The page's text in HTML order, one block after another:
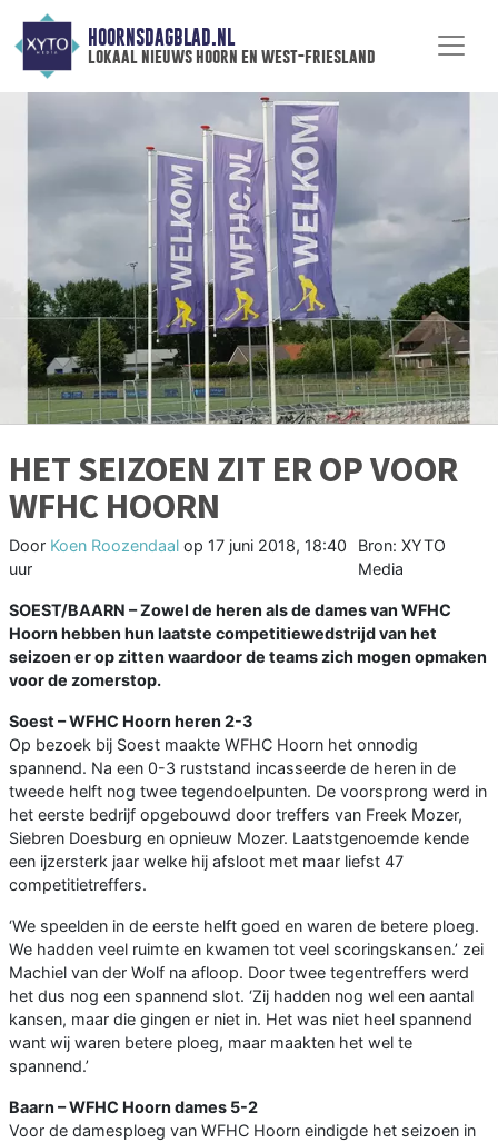
HOORNSDAGBLAD.NL
lokaal nieuws hoorn en west-friesland
HET SEIZOEN ZIT ER OP VOOR
WFHC HOORN
Door Koen Roozendaal op 17 juni 2018, 18:40
uur
Bron: XYTO
Media
SOEST/BAARN –Zowel de heren als de dames van WFHC
Hoorn hebben hun laatste competitiewedstrijd van het
seizoen er op zitten waardoor de teams zich mogen opmaken
voor de zomerstop.
Soest – WFHC Hoorn heren 2-3
Op bezoek bij Soest maakte WFHC Hoorn het onnodig
spannend. Na een 0-3 ruststand incasseerde de heren in de
tweede helft nog twee tegendoelpunten. De voorsprong werd in
het eerste bedrijf opgebouwd door treffers van Freek Mozer,
Siebren Doesburg en opnieuw Mozer. Laatstgenoemde kende
een ijzersterk jaar welke hij afsloot met maar liefst 47
competitietreffers.
‘We speelden in de eerste helft goed en waren de betere ploeg.
We hadden veel ruimte en kwamen tot veel scoringskansen.’ zei
Machiel van der Wolf na afloop. Door twee tegentreffers werd
het dus nog een spannend slot. ‘Zij hadden nog wel een aantal
kansen, maar die gingen er niet in. Het was niet heel spannend
want wij waren betere ploeg, maar maakten het wel te
spannend.’
Baarn – WFHC Hoorn dames 5-2
Voor de damesploeg van WFHC Hoorn eindigde het seizoen in